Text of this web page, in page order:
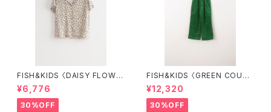
FISH&KIDS 〈DAISY FLOWE
R SHIRT〉
¥6,776
30%OFF
FISH&KIDS 〈GREEN COURD
ORY〉
¥12,320
30%OFF